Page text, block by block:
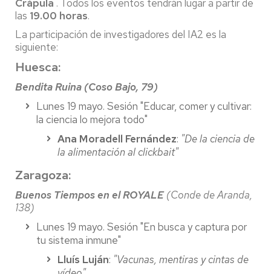
Crápula . Todos los eventos tendrán lugar a partir de
las 19.00 horas.
La participación de investigadores del IA2 es la
siguiente:
Huesca:
Bendita Ruina (Coso Bajo, 79)
Lunes 19 mayo. Sesión "Educar, comer y cultivar:
la ciencia lo mejora todo"
Ana Moradell Fernández: "De la ciencia de
la alimentación al clickbait"
Zaragoza:
Buenos Tiempos en el ROYALE(Conde de Aranda,
138)
Lunes 19 mayo. Sesión "En busca y captura por
tu sistema inmune"
Lluís Luján: "Vacunas, mentiras y cintas de